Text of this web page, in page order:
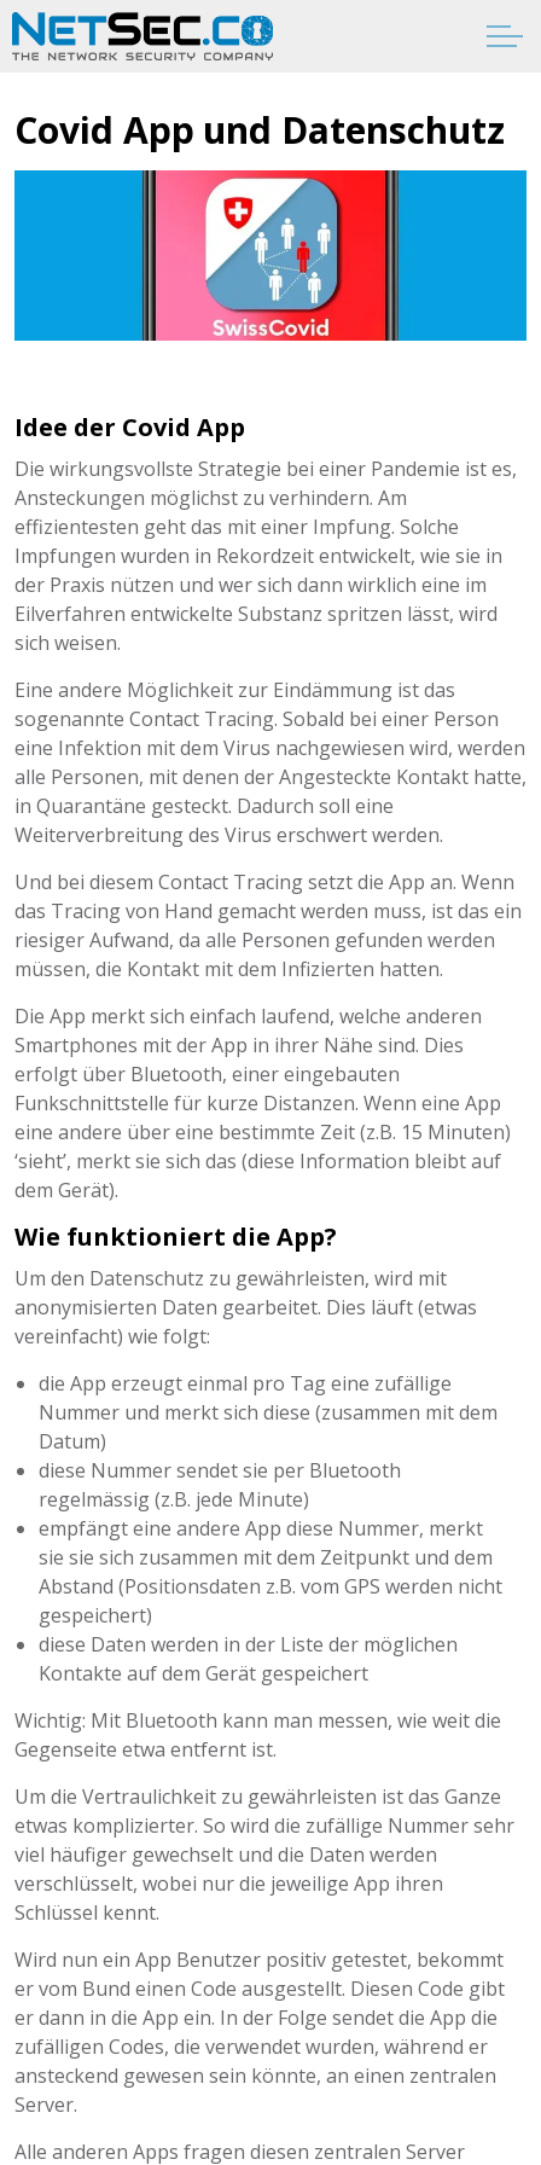
Covid App und Datenschutz
Idee der Covid App
Die wirkungsvollste Strategie bei einer Pandemie ist es,
Ansteckungen möglichst zu verhindern. Am
effizientesten geht das mit einer Impfung. Solche
Impfungen wurden in Rekordzeit entwickelt, wie sie in
der Praxis nützen und wer sich dann wirklich eine im
Eilverfahren entwickelte Substanz spritzen lässt, wird
sich weisen.
Eine andere Möglichkeit zur Eindämmung ist das
sogenannte Contact Tracing. Sobald bei einer Person
eine Infektion mit dem Virus nachgewiesen wird, werden
alle Personen, mit denen der Angesteckte Kontakt hatte,
in Quarantäne gesteckt. Dadurch soll eine
Weiterverbreitung des Virus erschwert werden.
Und bei diesem Contact Tracing setzt die App an. Wenn
das Tracing von Hand gemacht werden muss, ist das ein
riesiger Aufwand, da alle Personen gefunden werden
müssen, die Kontakt mit dem Infizierten hatten.
Die App merkt sich einfach laufend, welche anderen
Smartphones mit der App in ihrer Nähe sind. Dies
erfolgt über Bluetooth, einer eingebauten
Funkschnittstelle für kurze Distanzen. Wenn eine App
eine andere über eine bestimmte Zeit (z.B. 15 Minuten)
‘sieht’, merkt sie sich das (diese Information bleibt auf
dem Gerät).
Wie funktioniert die App?
Um den Datenschutz zu gewährleisten, wird mit
anonymisierten Daten gearbeitet. Dies läuft (etwas
vereinfacht) wie folgt:
die App erzeugt einmal pro Tag eine zufällige
Nummer und merkt sich diese (zusammen mit dem
Datum)
diese Nummer sendet sie per Bluetooth
regelmässig (z.B. jede Minute)
empfängt eine andere App diese Nummer, merkt
sie sie sich zusammen mit dem Zeitpunkt und dem
Abstand (Positionsdaten z.B. vom GPS werden nicht
gespeichert)
diese Daten werden in der Liste der möglichen
Kontakte auf dem Gerät gespeichert
Wichtig: Mit Bluetooth kann man messen, wie weit die
Gegenseite etwa entfernt ist.
Um die Vertraulichkeit zu gewährleisten ist das Ganze
etwas komplizierter. So wird die zufällige Nummer sehr
viel häufiger gewechselt und die Daten werden
verschlüsselt, wobei nur die jeweilige App ihren
Schlüssel kennt.
Wird nun ein App Benutzer positiv getestet, bekommt
er vom Bund einen Code ausgestellt. Diesen Code gibt
er dann in die App ein. In der Folge sendet die App die
zufälligen Codes, die verwendet wurden, während er
ansteckend gewesen sein könnte, an einen zentralen
Server.
Alle anderen Apps fragen diesen zentralen Server